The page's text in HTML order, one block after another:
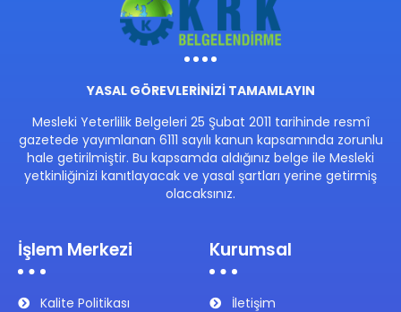
YASAL GÖREVLERİNİZİ TAMAMLAYIN
Mesleki Yeterlilik Belgeleri 25 Şubat 2011 tarihinde resmî
gazetede yayımlanan 6111 sayılı kanun kapsamında zorunlu
hale getirilmiştir. Bu kapsamda aldığınız belge ile Mesleki
yetkinliğinizi kanıtlayacak ve yasal şartları yerine getirmiş
olacaksınız.
İşlem Merkezi
Kalite Politikası
Kurumsal
İletişim